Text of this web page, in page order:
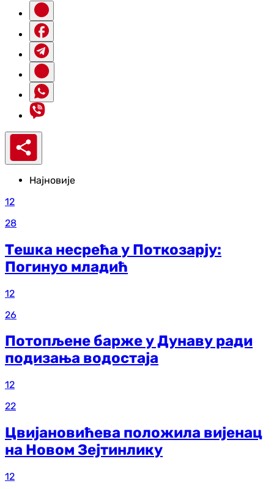
Најновије
12
28
Тешка несрећа у Поткозарју:
Погинуо младић
12
26
Потопљене барже у Дунаву ради
подизања водостаја
12
22
Цвијановићева положила вијенац
на Новом Зејтинлику
12